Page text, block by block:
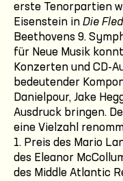
erste Tenorpartien
Eisenstein in Die
Beethovens 9.
für Neue Musik
Konzerten und CD-
bedeutender
Danielpour, Jake
Ausdruck bringen.
eine Vielzahl
1. Preis des Mario
des Eleanor
des Middle Atlantic